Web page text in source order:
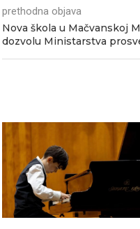
prethodna objava
Nova škola u Mačvanskoj
dozvolu Ministarstva